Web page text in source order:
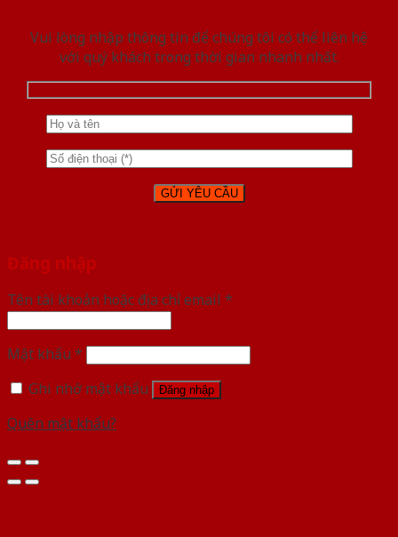
Vui lòng nhập thông tin để chúng tôi có thể liên hệ
với quý khách trong thời gian nhanh nhất.
Đăng nhập
Tên tài khoản hoặc địa chỉ email *
Mật khẩu *
Ghi nhớ mật khẩu
Đăng nhập
Quên mật khẩu?